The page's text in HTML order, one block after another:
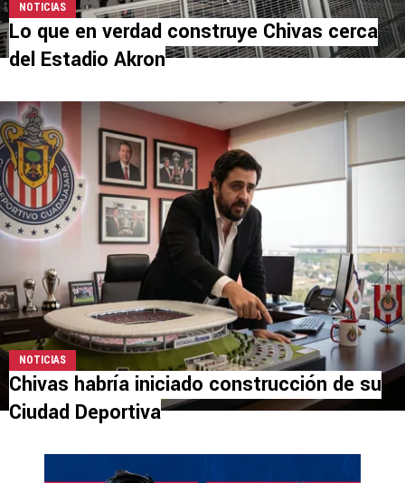
NOTICIAS
Lo que en verdad construye Chivas cerca
del Estadio Akron
NOTICIAS
Chivas habría iniciado construcción de su
Ciudad Deportiva